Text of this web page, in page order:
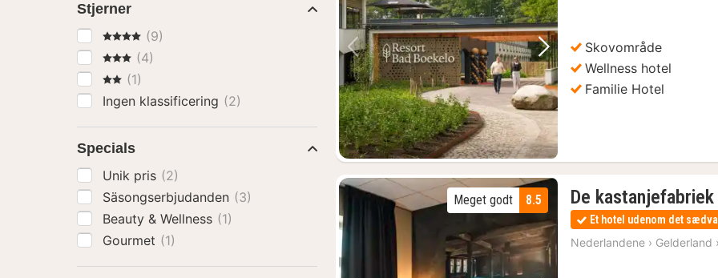
Forrige billede Næste billede
Skovområde
Wellness hotel
Familie Hotel
8.5
Meget godt De kastanjefabriek
Et hotel udenom det
Nederlandene › Gelderland ›
Stjerner
4 Stjerner
(9)
3 Stjerner
(4)
2 Stjerner
(1)
Ingen klassificering (2)
Specials
Unik pris (2)
Säsongserbjudanden (3)
Beauty & Wellness (1)
Gourmet (1)